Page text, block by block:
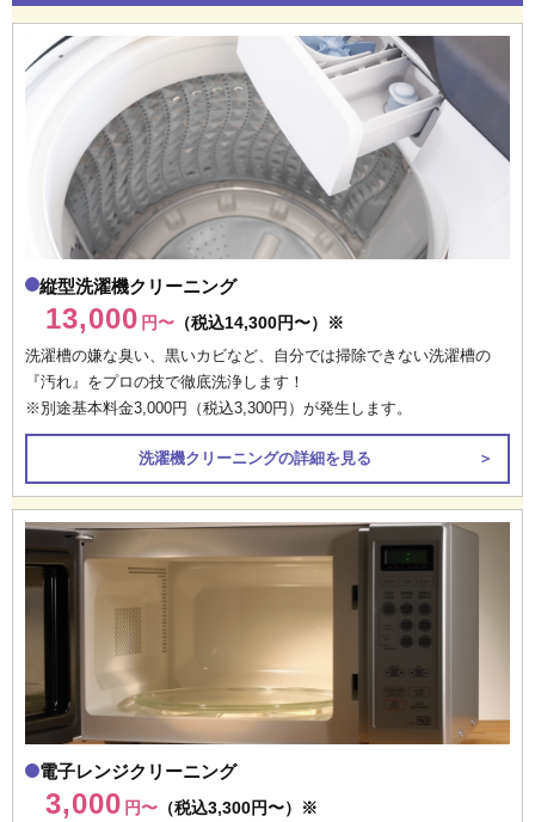
縦型洗濯機クリーニング
13,000 円〜 （税込14,300円〜）※
洗濯槽の嫌な臭い、黒いカビなど、自分では掃除できない洗濯槽の
『汚れ』をプロの技で徹底洗浄します！
※別途基本料金3,000円（税込3,300円）が発生します。
洗濯機クリーニングの詳細を見る ＞
電子レンジクリーニング
3,000 円〜 （税込3,300円〜）※